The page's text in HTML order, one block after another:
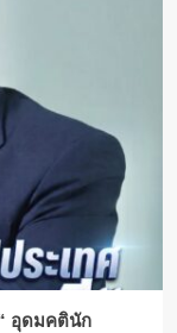
อุดมคตินัก